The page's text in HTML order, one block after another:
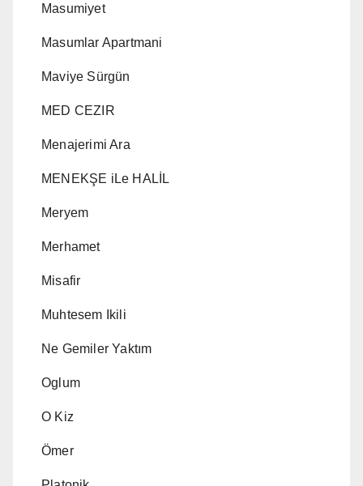
Masumiyet
Masumlar Apartmani
Maviye Sürgün
MED CEZIR
Menajerimi Ara
MENEKŞE iLe HALİL
Meryem
Merhamet
Misafir
Muhtesem Ikili
Ne Gemiler Yaktım
Oglum
O Kiz
Ömer